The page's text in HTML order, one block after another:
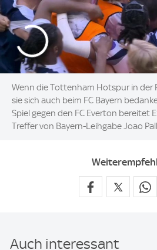
Wenn die Tottenham Hotspur in der
sie sich auch beim FC Bayern
Spiel gegen den FC Everton bereitet
Treffer von Bayern-Leihgabe Joao
Auch interessant